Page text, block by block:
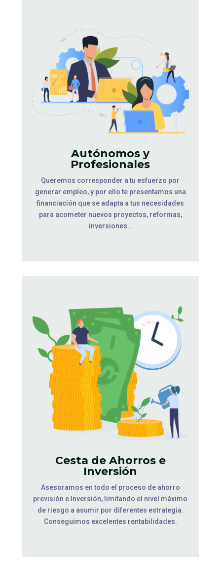
Autónomos y
Profesionales
Queremos corresponder a tu esfuerzo por
generar empleo, y por ello te presentamos una
financiación que se adapta a tus necesidades
para acometer nuevos proyectos, reformas,
inversiones…
Cesta de Ahorros e
Inversión
Asesoramos en todo el proceso de ahorro
previsión e Inversión, limitando el nivel máximo
de riesgo a asumir por diferentes estrategia.
Conseguimos excelentes rentabilidades.